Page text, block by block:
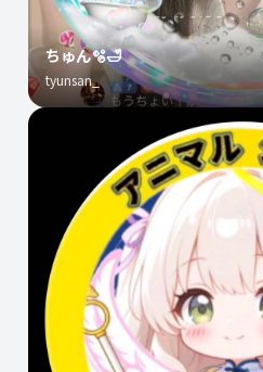
ちゅん🫧🛁
tyunsan_